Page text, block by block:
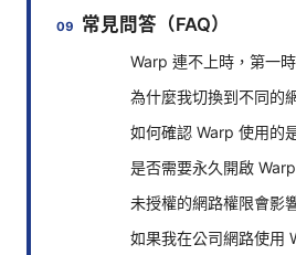
常見問答（FAQ）
Warp 連不上時，第一
為什麼我切換到不同的
如何確認 Warp 使用的
是否需要永久開啟 Warp
未授權的網路權限會影
如果我在公司網路使用